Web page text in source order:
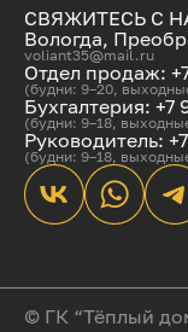
СВЯЖИТЕСЬ С
Вологда,
voliant35@mail.ru
Отдел продаж:
(будни: 9–20,
Бухгалтерия: +7
(будни: 9–18,
Руководитель:
(будни: 9–18,
© ГК “Тёплый